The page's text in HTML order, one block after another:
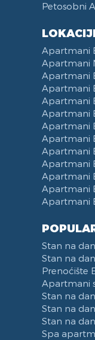
Petosobni
Apartmani
Apartmani
Apartmani
Apartmani
Apartmani
Apartmani
Apartmani
Apartmani
Apartmani
Apartmani
Apartmani
Apartmani
Apartmani
Stan na
Stan na
Prenoćište
Apartmani
Stan na
Stan na
Stan na
Spa